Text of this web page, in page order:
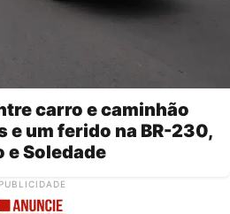
carro e caminhão
e um ferido na BR-230,
Soledade
PUBLICIDADE